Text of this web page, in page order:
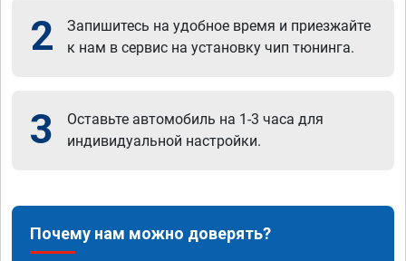
2
Запишитесь на удобное время и приезжайте
к нам в сервис на установку чип тюнинга.
3
Оставьте автомобиль на 1-3 часа для
индивидуальной настройки.
Почему нам можно доверять?